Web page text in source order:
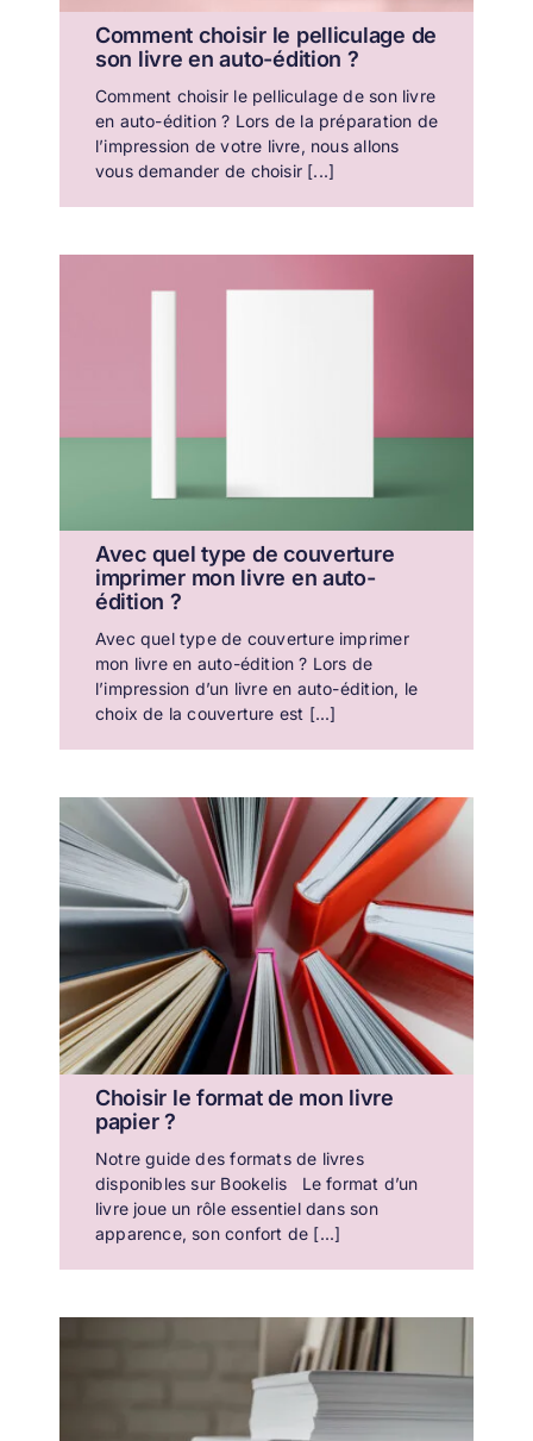
Comment choisir le pelliculage de
son livre en auto-édition ?
Comment choisir le pelliculage de son livre
en auto-édition ? Lors de la préparation de
l’impression de votre livre, nous allons
vous demander de choisir [...]
Avec quel type de couverture
imprimer mon livre en auto-
édition ?
Avec quel type de couverture imprimer
mon livre en auto-édition ? Lors de
l’impression d’un livre en auto-édition, le
choix de la couverture est [...]
Choisir le format de mon livre
papier ?
Notre guide des formats de livres
disponibles sur Bookelis Le format d’un
livre joue un rôle essentiel dans son
apparence, son confort de [...]